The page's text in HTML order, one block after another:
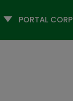
Selecciona